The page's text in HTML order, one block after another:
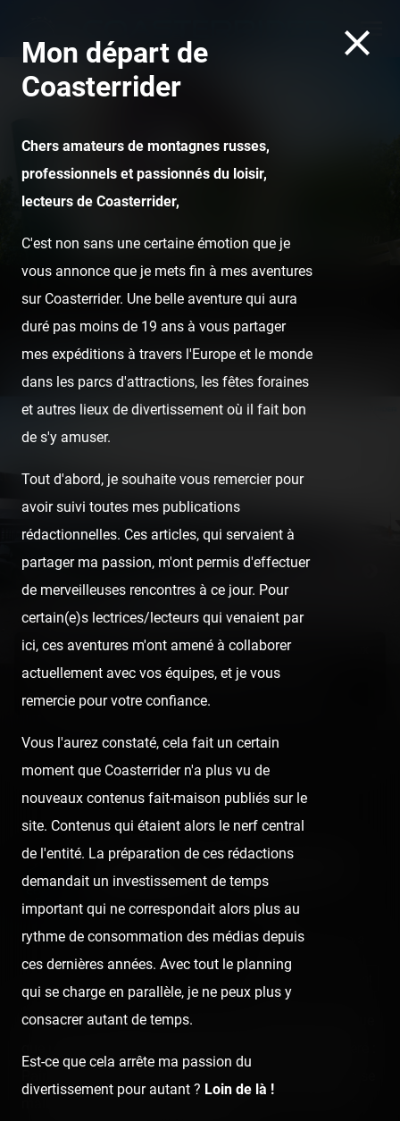
Python - Efteling
Home Posts Instant pictures Pairi Daiza — 13 août 2020
Première surprise à notre arrivée : la découverte des nouveaux
parkings couverts aux panneaux solaires. Un véritable
changement par rapport à notre première venue en 2019.
Pairi Daiza — 13 août 2020
Published 6 years ago by Coasterrider
👍 26
C'est sous une météo un peu plus ensoleillée que prévue
Mon départ de
Coasterrider
Chers amateurs de montagnes russes,
professionnels et passionnés du loisir,
lecteurs de Coasterrider,
C'est non sans une certaine émotion que je
vous annonce que je mets fin à mes aventures
sur Coasterrider. Une belle aventure qui aura
duré pas moins de 19 ans à vous partager
mes expéditions à travers l'Europe et le monde
dans les parcs d'attractions, les fêtes foraines
et autres lieux de divertissement où il fait bon
de s'y amuser.
Tout d'abord, je souhaite vous remercier pour
avoir suivi toutes mes publications
rédactionnelles. Ces articles, qui servaient à
partager ma passion, m'ont permis d'effectuer
de merveilleuses rencontres à ce jour. Pour
certain(e)s lectrices/lecteurs qui venaient par
ici, ces aventures m'ont amené à collaborer
actuellement avec vos équipes, et je vous
remercie pour votre confiance.
Vous l'aurez constaté, cela fait un certain
moment que Coasterrider n'a plus vu de
nouveaux contenus fait-maison publiés sur le
site. Contenus qui étaient alors le nerf central
de l'entité. La préparation de ces rédactions
demandait un investissement de temps
important qui ne correspondait alors plus au
rythme de consommation des médias depuis
ces dernières années. Avec tout le planning
qui se charge en parallèle, je ne peux plus y
consacrer autant de temps.
Est-ce que cela arrête ma passion du
divertissement pour autant ? Loin de là !